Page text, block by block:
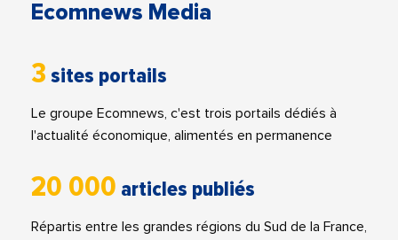
Ecomnews Media
3 sites portails
Le groupe Ecomnews, c'est trois portails dédiés à
l'actualité économique, alimentés en permanence
20 000 articles publiés
Répartis entre les grandes régions du Sud de la France,